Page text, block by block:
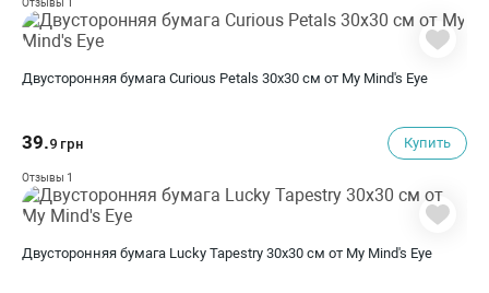
Отзывы
Двусторонняя бумага Curious Petals 30х30 см от My Mind's Eye
39.9 грн Купить
Отзывы 1
Двусторонняя бумага Lucky Tapestry 30х30 см от My Mind's Eye